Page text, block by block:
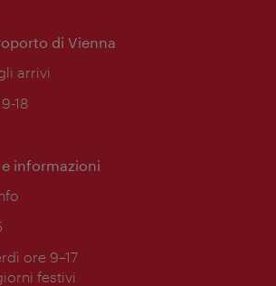
di Vienna
arrivi
18
informazioni
ore 9–17
festivi